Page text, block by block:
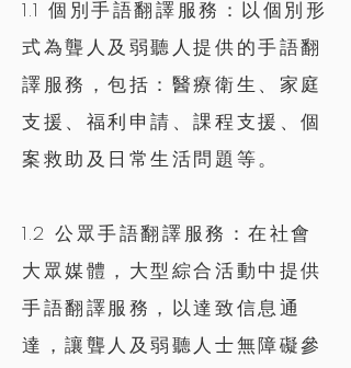
1.1 個別手語翻譯服務：以個別形
式為聾人及弱聽人提供的手語翻
譯服務，包括：醫療衛生、家庭
支援、福利申請、課程支援、個
案救助及日常生活問題等。
1.2 公眾手語翻譯服務：在社會
大眾媒體，大型綜合活動中提供
手語翻譯服務，以達致信息通
達，讓聾人及弱聽人士無障礙參